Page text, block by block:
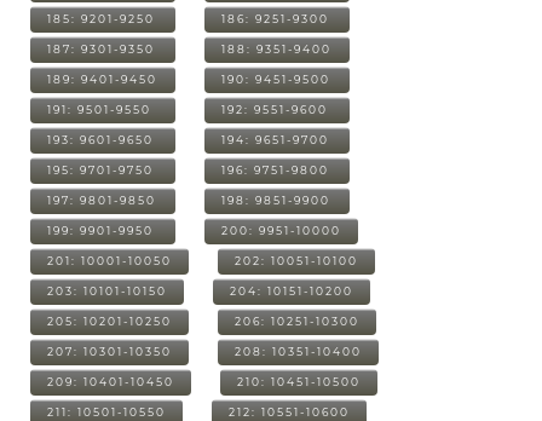
185: 9201-9250 186: 9251-9300
187: 9301-9350 188: 9351-9400
189: 9401-9450 190: 9451-9500
191: 9501-9550 192: 9551-9600
193: 9601-9650 194: 9651-9700
195: 9701-9750 196: 9751-9800
197: 9801-9850 198: 9851-9900
199: 9901-9950 200: 9951-10000
201: 10001-10050 202: 10051-10100
203: 10101-10150 204: 10151-10200
205: 10201-10250 206: 10251-10300
207: 10301-10350 208: 10351-10400
209: 10401-10450 210: 10451-10500
211: 10501-10550 212: 10551-10600